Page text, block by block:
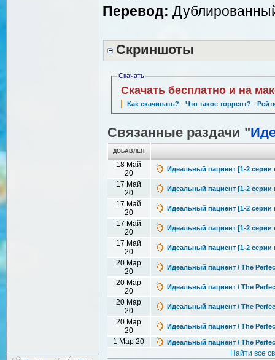
Перевод:
Скриншоты
Скачать
Скачать бесплатно и на
Как скачивать? · Что такое торрент? ·
Связанные раздачи "
ДОБАВЛЕН
18 Май
20
Идеальный пациент [1-2 серии
17 Май
20
Идеальный пациент [1-2 серии
17 Май
20
Идеальный пациент [1-2 серии
17 Май
20
Идеальный пациент [1-2 серии
17 Май
20
Идеальный пациент [1-2 серии
20 Мар
20
Идеальный пациент / The
20 Мар
20
Идеальный пациент / The
20 Мар
20
Идеальный пациент / The
20 Мар
20
Идеальный пациент / The
1 Мар 20 Идеальный пациент / The
Найти все